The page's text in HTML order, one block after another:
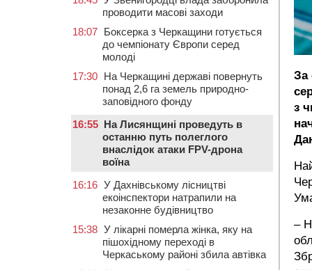
За
з
–
проводити масові заходи
18:07 Боксерка з Черкащини готується
до чемпіонату Європи серед
молоді
17:30 На Черкащині державі повернуть
понад 2,6 га земель природно-
заповідного фонду
16:55 На Лисянщині проведуть в
останню путь полеглого
внаслідок атаки FPV-дрона
воїна
16:16 У Дахнівському лісництві
екоінспектори натрапили на
незаконне будівництво
15:38 У лікарні померла жінка, яку на
пішохідному переході в
Черкаському районі збила автівка